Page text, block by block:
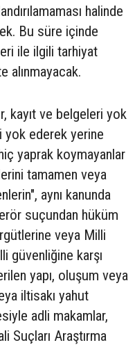
halinde
Bu süre içinde
ile ilgili tarhiyat
alınmayacak.
kayıt ve belgeleri yok
yok ederek yerine
yaprak koymayanlar
tamamen veya
aynı kanunda
suçundan hüküm
veya Milli
güvenliğine karşı
yapı, oluşum veya
iltisakı yahut
adli makamlar,
Suçları Araştırma